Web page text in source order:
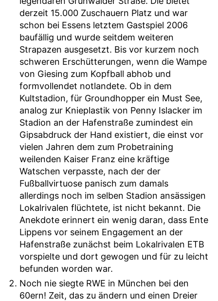
derzeit 15.000 Zuschauern Platz und war
schon bei Essens letztem Gastspiel 2006
baufällig und wurde seitdem weiteren
Strapazen ausgesetzt. Bis vor kurzem noch
schweren Erschütterungen, wenn die Wampe
von Giesing zum Kopfball abhob und
formvollendet notlandete. Ob in dem
Kultstadion, für Groundhopper ein Must See,
analog zur Knieplastik von Penny Islacker im
Stadion an der Hafenstraße zumindest ein
Gipsabdruck der Hand existiert, die einst vor
vielen Jahren dem zum Probetraining
weilenden Kaiser Franz eine kräftige
Watschen verpasste, nach der der
Fußballvirtuose panisch zum damals
allerdings noch im selben Stadion ansässigen
Lokalrivalen flüchtete, ist nicht bekannt. Die
Anekdote erinnert ein wenig daran, dass Ente
Lippens vor seinem Engagement an der
Hafenstraße zunächst beim Lokalrivalen ETB
vorspielte und dort gewogen und für zu leicht
befunden worden war.
Noch nie siegte RWE in München bei den
60ern! Zeit, das zu ändern und einen Dreier